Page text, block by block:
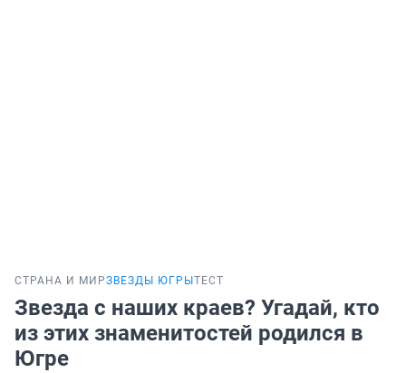
СТРАНА И МИРЗВЕЗДЫ ЮГРЫ ТЕСТ
Звезда с наших краев? Угадай, кто
из этих знаменитостей родился в
Югре